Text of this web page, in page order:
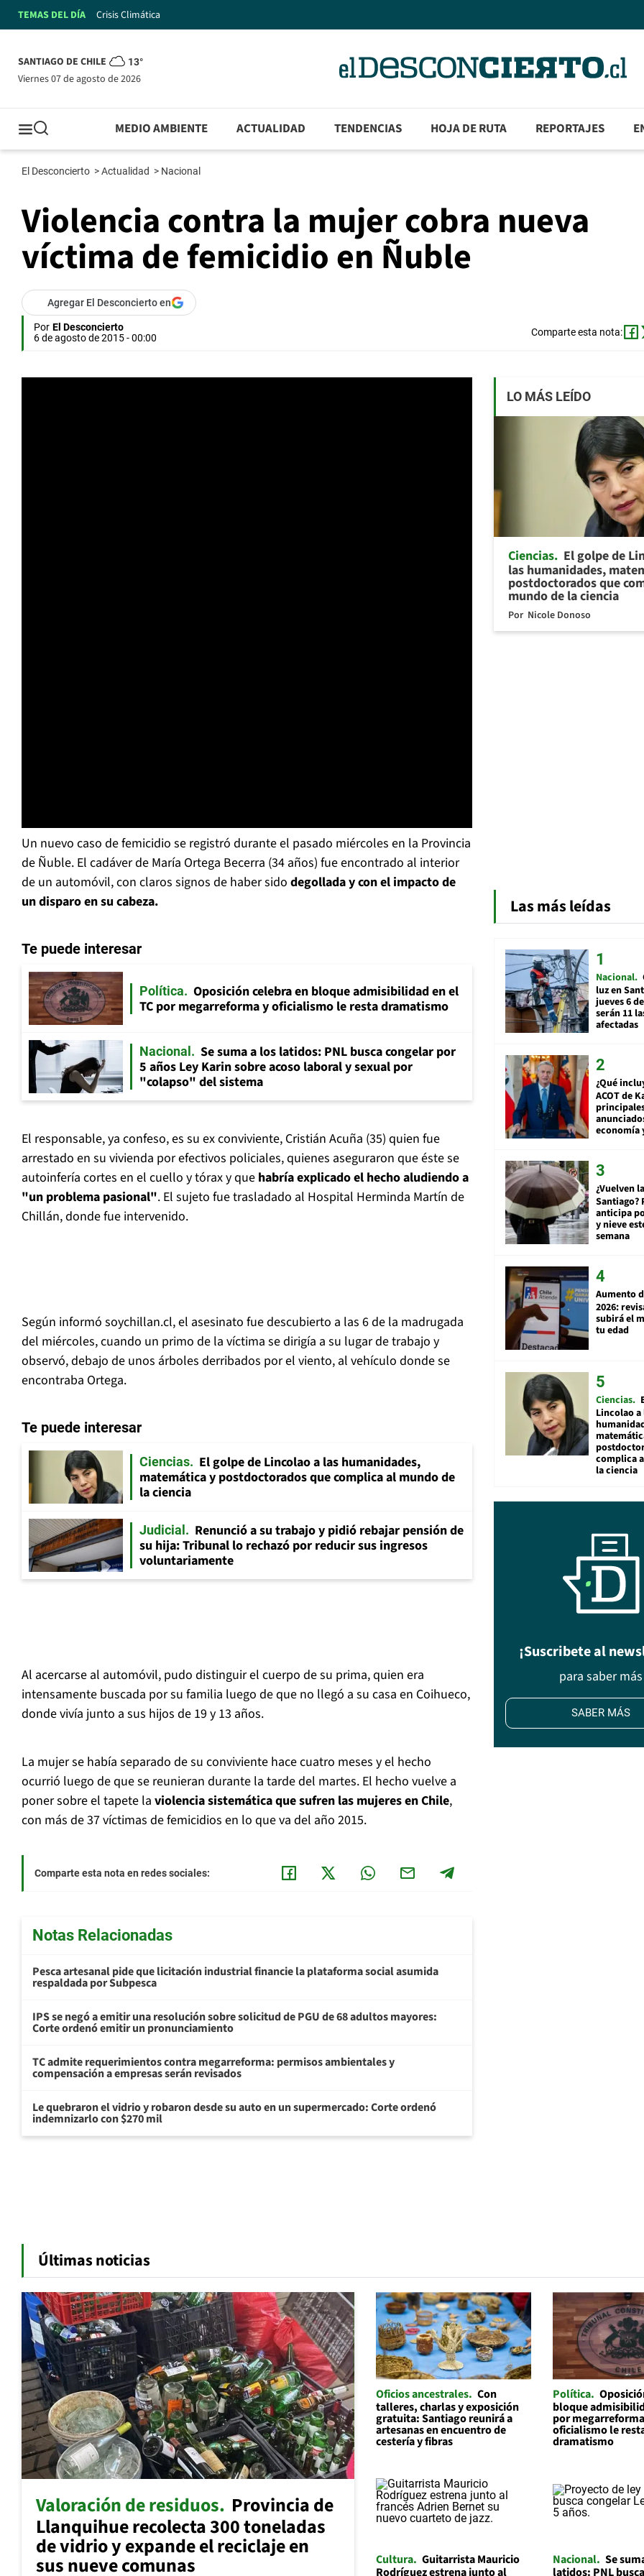
TEMAS DEL DÍA Crisis Climática
SANTIAGO DE CHILE 13°
viernes 07 de agosto de 2026
MEDIO AMBIENTE ACTUALIDAD TENDENCIAS HOJA DE RUTA REPORTAJES
El Desconcierto >Actualidad > Nacional
Violencia contra la mujer cobra nueva
víctima de femicidio en Ñuble
Agregar El Desconcierto en
Por El Desconcierto
6 de agosto de 2015 - 00:00
Comparte esta nota:
Un nuevo caso de femicidio se registró durante el pasado miércoles en la Provincia
de Ñuble. El cadáver de María Ortega Becerra (34 años) fue encontrado al interior
de un automóvil, con claros signos de haber sido degollada y con el impacto de
un disparo en su cabeza.
Te puede interesar
Política
Oposición celebra en bloque admisibilidad en el
TC por megarreforma y oficialismo le resta dramatismo
Nacional
Se suma a los latidos: PNL busca congelar por
5 años Ley Karin sobre acoso laboral y sexual por
"colapso" del sistema
El responsable, ya confeso, es su ex conviviente, Cristián Acuña (35) quien fue
arrestado en su vivienda por efectivos policiales, quienes aseguraron que éste se
autoinfería cortes en el cuello y tórax y que habría explicado el hecho aludiendo a
"un problema pasional". El sujeto fue trasladado al Hospital Herminda Martín de
Chillán, donde fue intervenido.
Según informó soychillan.cl, el asesinato fue descubierto a las 6 de la madrugada
del miércoles, cuando un primo de la víctima se dirigía a su lugar de trabajo y
observó, debajo de unos árboles derribados por el viento, al vehículo donde se
encontraba Ortega.
Te puede interesar
Ciencias
El golpe de Lincolao a las humanidades,
matemática y postdoctorados que complica al mundo de
la ciencia
Judicial
Renunció a su trabajo y pidió rebajar pensión de
su hija: Tribunal lo rechazó por reducir sus ingresos
voluntariamente
Al acercarse al automóvil, pudo distinguir el cuerpo de su prima, quien era
intensamente buscada por su familia luego de que no llegó a su casa en Coihueco,
donde vivía junto a sus hijos de 19 y 13 años.
La mujer se había separado de su conviviente hace cuatro meses y el hecho
ocurrió luego de que se reunieran durante la tarde del martes. El hecho vuelve a
poner sobre el tapete la violencia sistemática que sufren las mujeres en Chile,
con más de 37 víctimas de femicidios en lo que va del año 2015.
Comparte esta nota en redes sociales:
Notas Relacionadas
Pesca artesanal pide que licitación industrial financie la plataforma social asumida
respaldada por Subpesca
IPS se negó a emitir una resolución sobre solicitud de PGU de 68 adultos mayores:
Corte ordenó emitir un pronunciamiento
TC admite requerimientos contra megarreforma: permisos ambientales y
compensación a empresas serán revisados
Le quebraron el vidrio y robaron desde su auto en un supermercado: Corte ordenó
indemnizarlo con $270 mil
LO MÁS LEÍDO
Ciencias El golpe de
las humanidades,
postdoctorados que
mundo de la ciencia
Por Nicole Donoso
Las más leídas
Nacional
luz en
jueves 6
serán 11
afectadas
¿Qué
ACOT de
economía
¿Vuelven
Santiago?
anticipa
y nieve
semana
Aumento
2026:
subirá el
tu edad
Ciencias
Lincolao a
complica
la ciencia
¡Suscribete al
para saber más
SABER MÁS
Últimas noticias
Valoración de residuos Provincia de
Llanquihue recolecta 300 toneladas
de vidrio y expande el reciclaje en
sus nueve comunas
Oficios ancestrales Con
talleres, charlas y exposición
gratuita: Santiago reunirá a
artesanas en encuentro de
cestería y fibras
Política
bloque
por
oficialismo le
dramatismo
Cultura Guitarrista Mauricio
Rodríguez estrena junto al
Nacional Se
latidos: PNL